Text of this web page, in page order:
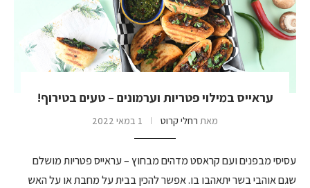
עראייס במילוי פטריות וערמונים – טעים בטירוף!
מאת רחלי קרוט 1 במאי 2022
עסיסי מבפנים ועם קראסט מדהים מבחוץ – עראייס פטריות מושלם
שגם אוהבי בשר יתאהבו בו. אפשר להכין בבית על מחבת או על האש